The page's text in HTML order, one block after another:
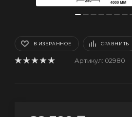
В ИЗБРАННОЕ СРАВНИТЬ
Артикул: 02980